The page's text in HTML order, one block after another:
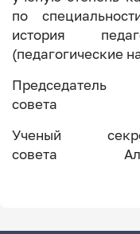
по
история
(педагогические
совета
Ученый
совета